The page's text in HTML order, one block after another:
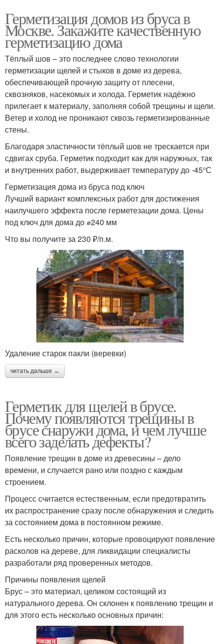
Герметизация домов из бруса в
Москве. Закажите качественную
герметизацию дома
Тёплый шов – это последнее слово технологии
герметизации щелей и стыков в доме из дерева,
обеспечивающей прочную защиту от плесени,
сквозняков, насекомых и холода. Герметик надёжно
прилегает к материалу, заполняя собой трещины и щели.
Ветер и холод не проникают сквозь герметизированные
стены.
Благодаря эластичности тёплый шов не трескается при
сдвигах сруба. Герметик подходит как для наружных, так
и внутренних работ, выдерживает температуру до -45°С
Герметизация дома из бруса под ключ
Лучший вариант комплексных работ для достижения
наилучшего эффекта после герметезации дома. Цены
под ключ для дома до ⌀240 мм
Что вы получите за 230 ₽/п.м.
Удаление старок пакли (веревки)
читать дальше →
Герметик для щелей в брусе.
Почему появляются трещины в
брусе снаружи дома, и чем лучше
всего заделать дефекты?
Появление трещин в доме из древесины – дело
времени, и случается рано или поздно с каждым
строением.
Процесс считается естественным, если предотвратить
их распространение сразу после обнаружения и следить
за состоянием дома в постоянном режиме.
Есть несколько причин, которые провоцируют появление
расколов на дереве, для ликвидации специалисты
разработали ряд проверенных методов.
Причины появления щелей
Брус – это материал, целиком состоящий из
натурального дерева. Он склонен к появлению трещин и
для этого есть несколько основных причин: